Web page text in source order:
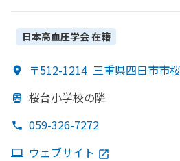
日本高血圧学会在籍
〒512-1214 三重県四日市市
桜台小学校の隣
059-326-7272
ウェブサイト